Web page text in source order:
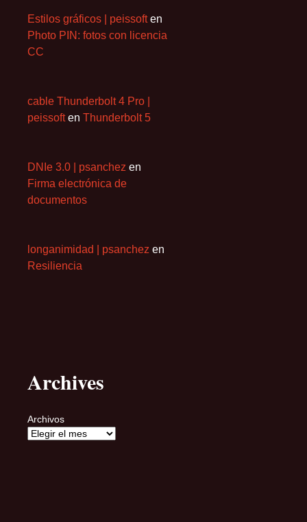
Estilos gráficos | peissoften
Photo PIN: fotos con licencia
CC
cable Thunderbolt 4 Pro |
peissoften Thunderbolt 5
DNIe 3.0 | psanchez en
Firma electrónica de
documentos
longanimidad | psanchez en
Resiliencia
Archives
Archivos